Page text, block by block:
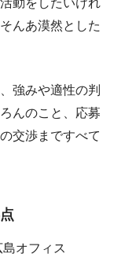
動をしたいけれ
んあ漠然とした
強みや適性の判
んのこと、応募
交渉まですべて
オフィス